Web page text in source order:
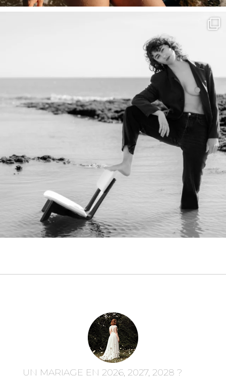
UN MARIAGE EN 2026, 2027, 2028 ?